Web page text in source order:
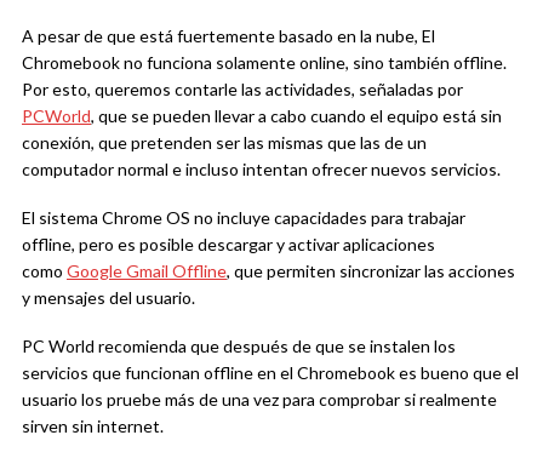
A pesar de que está fuertemente basado en la nube, El
Chromebook no funciona solamente online, sino también offline.
Por esto, queremos contarle las actividades, señaladas por
PCWorld, que se pueden llevar a cabo cuando el equipo está sin
conexión, que pretenden ser las mismas que las de un
computador normal e incluso intentan ofrecer nuevos servicios.
El sistema Chrome OS no incluye capacidades para trabajar
offline, pero es posible descargar y activar aplicaciones
como Google Gmail Offline, que permiten sincronizar las acciones
y mensajes del usuario.
PC World recomienda que después de que se instalen los
servicios que funcionan offline en el Chromebook es bueno que el
usuario los pruebe más de una vez para comprobar si realmente
sirven sin internet.